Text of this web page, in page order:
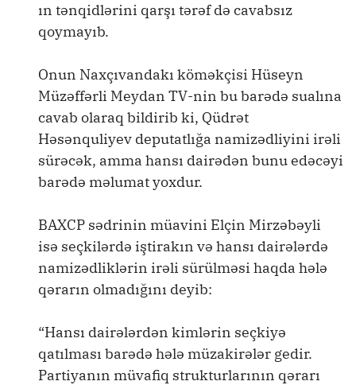
ın tənqidlərini qarşı tərəf də cavabsız
qoymayıb.
Onun Naxçıvandakı köməkçisi Hüseyn
Müzəffərli Meydan TV-nin bu barədə sualına
cavab olaraq bildirib ki, Qüdrət
Həsənquliyev deputatlığa namizədliyini irəli
sürəcək, amma hansı dairədən bunu edəcəyi
barədə məlumat yoxdur.
BAXCP sədrinin müavini Elçin Mirzəbəyli
isə seçkilərdə iştirakın və hansı dairələrdə
namizədliklərin irəli sürülməsi haqda hələ
qərarın olmadığını deyib:
“Hansı dairələrdən kimlərin seçkiyə
qatılması barədə hələ müzakirələr gedir.
Partiyanın müvafiq strukturlarının qərarı